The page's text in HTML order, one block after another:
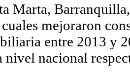
Marta,
mejoraron
entre 2013 y
nivel nacional